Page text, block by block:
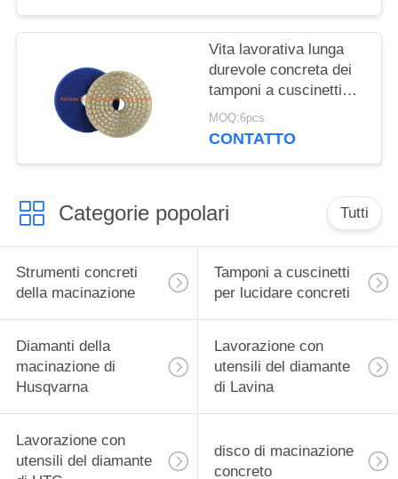
Vita lavorativa lunga
durevole concreta dei
tamponi a cuscinetti
per lucidare di buona
acutezza
MOQ:6pcs
CONTATTO
Categorie popolari Tutti
Strumenti concreti
della macinazione
Tamponi a cuscinetti
per lucidare concreti
Diamanti della
macinazione di
Husqvarna
Lavorazione con
utensili del diamante
di Lavina
Lavorazione con
utensili del diamante
disco di macinazione
concreto